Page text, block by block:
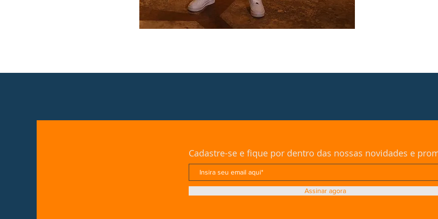
Cadastre-se e fique por dentro das nossas novidades e
Assinar agora